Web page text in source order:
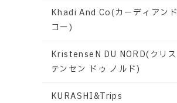
Khadi And Co(カーディアンド
コー)
KristenseN DU NORD(クリス
テンセン ドゥ ノルド)
KURASHI&Trips